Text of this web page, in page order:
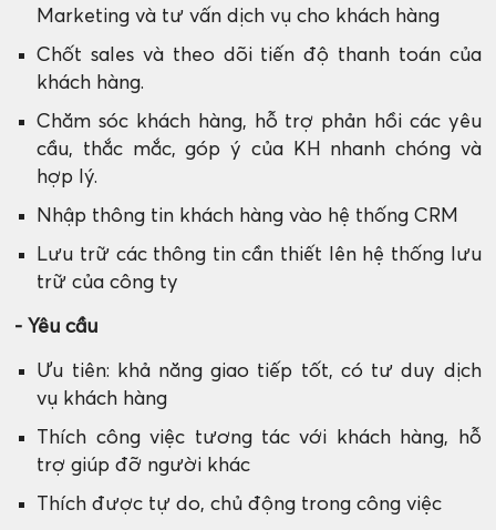
Marketing và tư vấn dịch vụ cho khách hàng
Chốt sales và theo dõi tiến độ thanh toán của
khách hàng.
Chăm sóc khách hàng, hỗ trợ phản hồi các yêu
cầu, thắc mắc, góp ý của KH nhanh chóng và
hợp lý.
Nhập thông tin khách hàng vào hệ thống CRM
Lưu trữ các thông tin cần thiết lên hệ thống lưu
trữ của công ty
- Yêu cầu
Ưu tiên: khả năng giao tiếp tốt, có tư duy dịch
vụ khách hàng
Thích công việc tương tác với khách hàng, hỗ
trợ giúp đỡ người khác
Thích được tự do, chủ động trong công việc